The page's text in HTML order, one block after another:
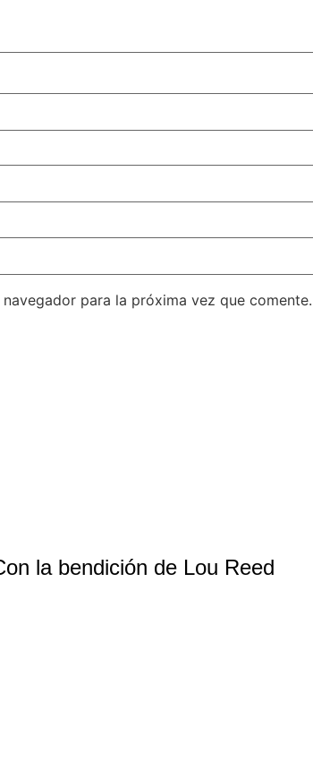
para la próxima vez que comente.
la bendición de Lou Reed